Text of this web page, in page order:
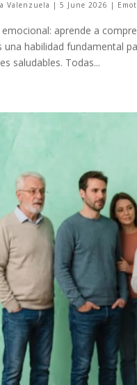
Valenzuela |5 June 2026 |
emocional: aprende a
una habilidad fundamental
saludables. Todas...